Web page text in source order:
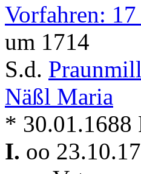
Vorfahren:
um 1714
S.d.
Näßl Maria
* 30.01.1688
I. oo